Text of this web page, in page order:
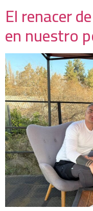
El renacer
en nuestro